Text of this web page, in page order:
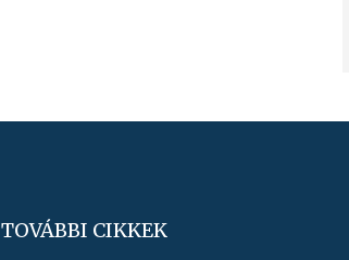
TOVÁBBI CIKKEK